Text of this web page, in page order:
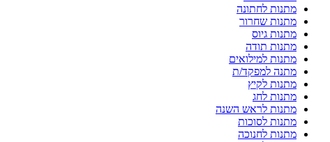
מתנות לחתונה
מתנות שחרור
מתנות גיוס
מתנות תודה
מתנות למילואים
מתנה למפקד/ת
מתנות לקיץ
מתנות לחג
מתנות לראש השנה
מתנות לסוכות
מתנות לחנוכה